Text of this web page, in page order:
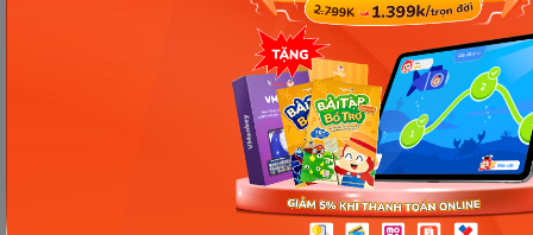
Junior ngay để nhận khoá học!
Chia sẻ ngay